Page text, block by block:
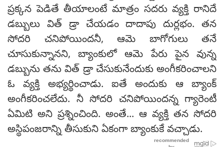
ప్రక్కన పెడితే తీయాలంటే మాత్రం సదరు వ్యక్తి రానిదే
డబ్బులు విత్ డ్రా చేయడం దాదాపు దుర్లభం. తన
సోదరి చనిపోయిందనీ, ఆమె బాగోగులు తనే
చూసుకున్నానని, బ్యాంకులో ఆమె పేరు పైన వున్న
డబ్బును తను విత్ డ్రా చేసుకునేందుకు అంగీకరించాలని
ఓ వ్యక్తి అభ్యర్థించాడు. ఐతే అందుకు ఆ బ్యాంక్
అంగీకరించలేదు. నీ సోదరి చనిపోయిందన్న గ్యారెంటీ
ఏమిటి అని ప్రశ్నించింది. అంతే... ఆ వ్యక్తి తన సోదరి
అస్థిపంజరాన్ని తీసుకుని ఏకంగా బ్యాంకుకే వచ్చాడు.